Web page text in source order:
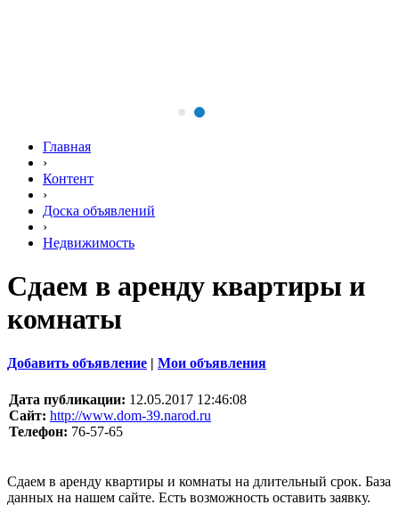
Главная
›
Контент
›
Доска объявлений
›
Недвижимость
Сдаем в аренду квартиры и
комнаты
Добавить объявление | Мои объявления
Дата публикации: 12.05.2017 12:46:08
Сайт: http://www.dom-39.narod.ru
Телефон: 76-57-65
Сдаем в аренду квартиры и комнаты на длительный срок. База
данных на нашем сайте. Есть возможность оставить заявку.